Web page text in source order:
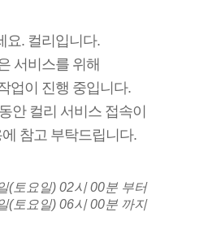
요. 컬리입니다.
서비스를 위해
업이 진행 중입니다.
안 컬리 서비스 접속이
참고 부탁드립니다.
(토요일) 02시 00분 부터
(토요일) 06시 00분 까지